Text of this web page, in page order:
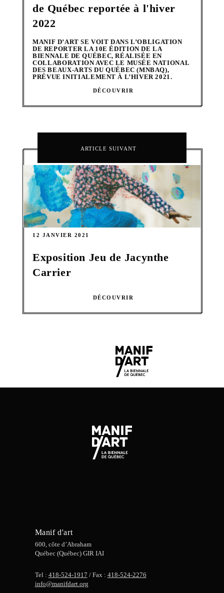
de Québec reportée à l'hiver
2022
MANIF D’ART SE VOIT DANS L’OBLIGATION
DE REPORTER LA 10E ÉDITION DE LA
BIENNALE DE QUÉBEC, RÉALISÉE EN
COLLABORATION AVEC LE MUSÉE NATIONAL
DES BEAUX-ARTS DU QUÉBEC (MNBAQ),
PRÉVUE INITIALEMENT À L’HIVER 2021.
DÉCOUVRIR
ARTICLE SUIVANT
12 JANVIER 2021
Exposition Jeu de Jacynthe
Carrier
DÉCOUVRIR
Manif d'art
600, côte d’Abraham
Québec (Québec) GIR IAI
Tel : 418-524-1917 / Fax : 418-524-2276
info@manifdart.org